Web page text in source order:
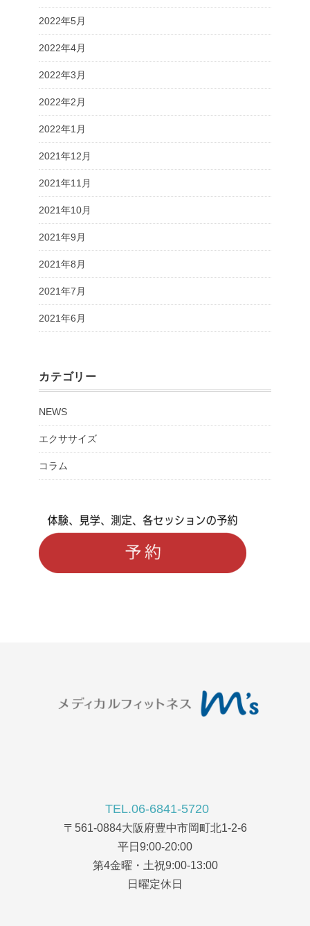
2022年5月
2022年4月
2022年3月
2022年2月
2022年1月
2021年12月
2021年11月
2021年10月
2021年9月
2021年8月
2021年7月
2021年6月
カテゴリー
NEWS
エクササイズ
コラム
TEL.06-6841-5720
〒561-0884大阪府豊中市岡町北1-2-6
平日9:00-20:00
第4金曜・土祝9:00-13:00
日曜定休日